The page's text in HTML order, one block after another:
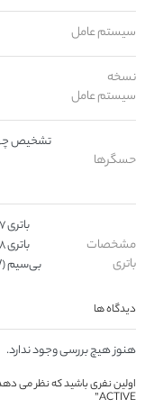
سیستم عامل
نسخه
سیستم عامل
حسگرها
مشخصات
باتری
دیدگاه ها
هنوز هیچ بررسی وجود ندارد.
ACTIVE”